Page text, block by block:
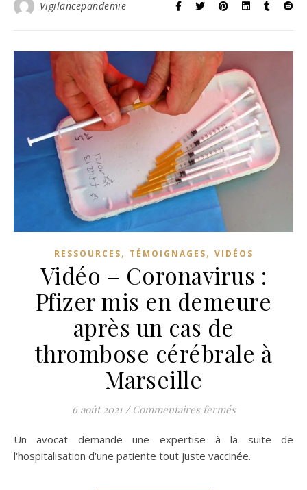
Vigilancepandemie
RESSOURCES, TÉMOIGNAGES, VIDÉOS
Vidéo – Coronavirus :
Pfizer mis en demeure
après un cas de
thrombose cérébrale à
Marseille
6 août 2021 / Commentaires ferméssur Vidéo –
Un avocat demande une expertise à la suite de
l'hospitalisation d'une patiente tout juste vaccinée.